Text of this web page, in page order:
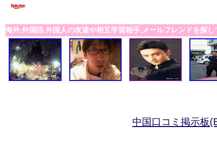
海外,外国語,外国人の友達や相互学習相手,メールフレンドを探し
中国口コミ掲示板